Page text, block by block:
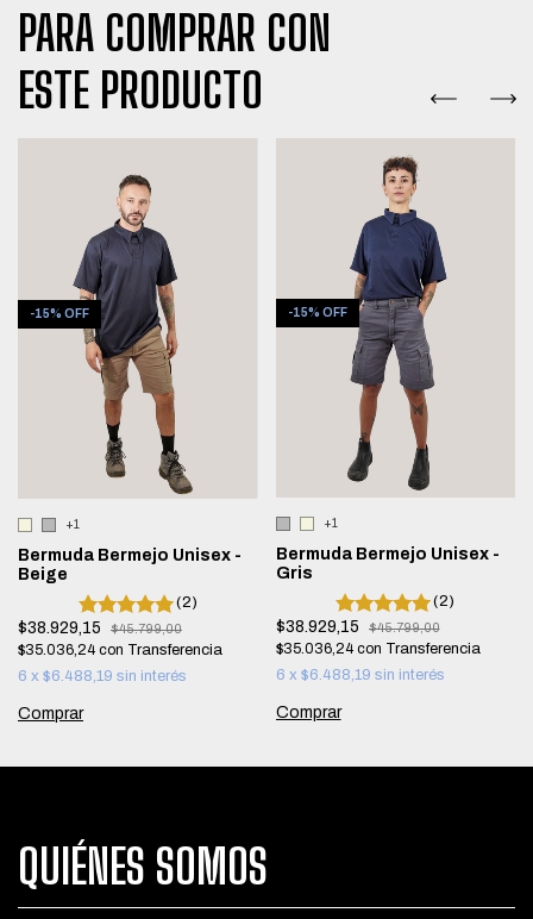
PARA COMPRAR CON
ESTE PRODUCTO
-15% OFF
+1
Bermuda Bermejo Unisex -
Beige
(2)
$38.929,15 $45.799,00
$35.036,24 con
6 x $6.488,19 sin interés
Comprar
-15% OFF
+1
Bermuda Bermejo Unisex -
Gris
(2)
$38.929,15 $45.799,00
$35.036,24 con
6 x $6.488,19 sin interés
Comprar
QUIÉNES SOMOS